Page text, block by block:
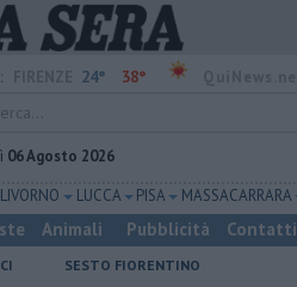
24° 38°
06 Agosto 2026
LIVORNO LUCCA PISA MASSA CARRARA
Animali Pubblicità Contatti
SESTO FIORENTINO